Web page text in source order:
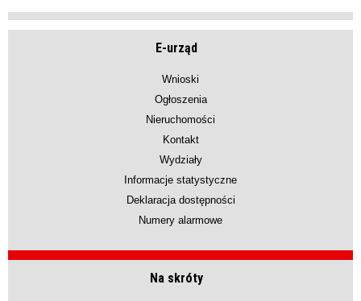
E-urząd
Wnioski
Ogłoszenia
Nieruchomości
Kontakt
Wydziały
Informacje statystyczne
Deklaracja dostępności
Numery alarmowe
Na skróty